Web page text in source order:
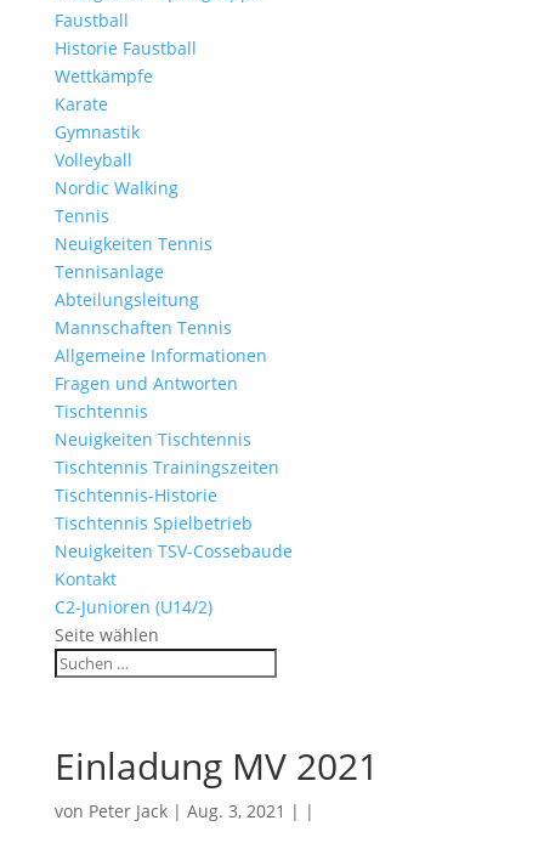
Faustball
Historie Faustball
Wettkämpfe
Karate
Gymnastik
Volleyball
Nordic Walking
Tennis
Neuigkeiten Tennis
Tennisanlage
Abteilungsleitung
Mannschaften Tennis
Allgemeine Informationen
Fragen und Antworten
Tischtennis
Neuigkeiten Tischtennis
Tischtennis Trainingszeiten
Tischtennis-Historie
Tischtennis Spielbetrieb
Neuigkeiten TSV-Cossebaude
Kontakt
C2-Junioren (U14/2)
Seite wählen
Einladung MV 2021
von Peter Jack| Aug. 3, 2021 | |